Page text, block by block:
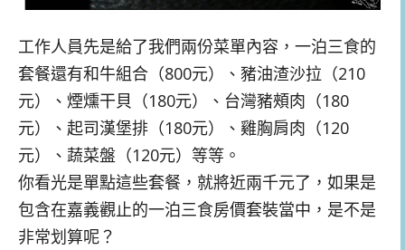
工作人員先是給了我們兩份菜單內容，一泊三食的
套餐還有和牛組合（800元）、豬油渣沙拉（210
元）、煙燻干貝（180元）、台灣豬頰肉（180
元）、起司漢堡排（180元）、雞胸肩肉（120
元）、蔬菜盤（120元）等等。
你看光是單點這些套餐，就將近兩千元了，如果是
包含在嘉義觀止的一泊三食房價套裝當中，是不是
非常划算呢？